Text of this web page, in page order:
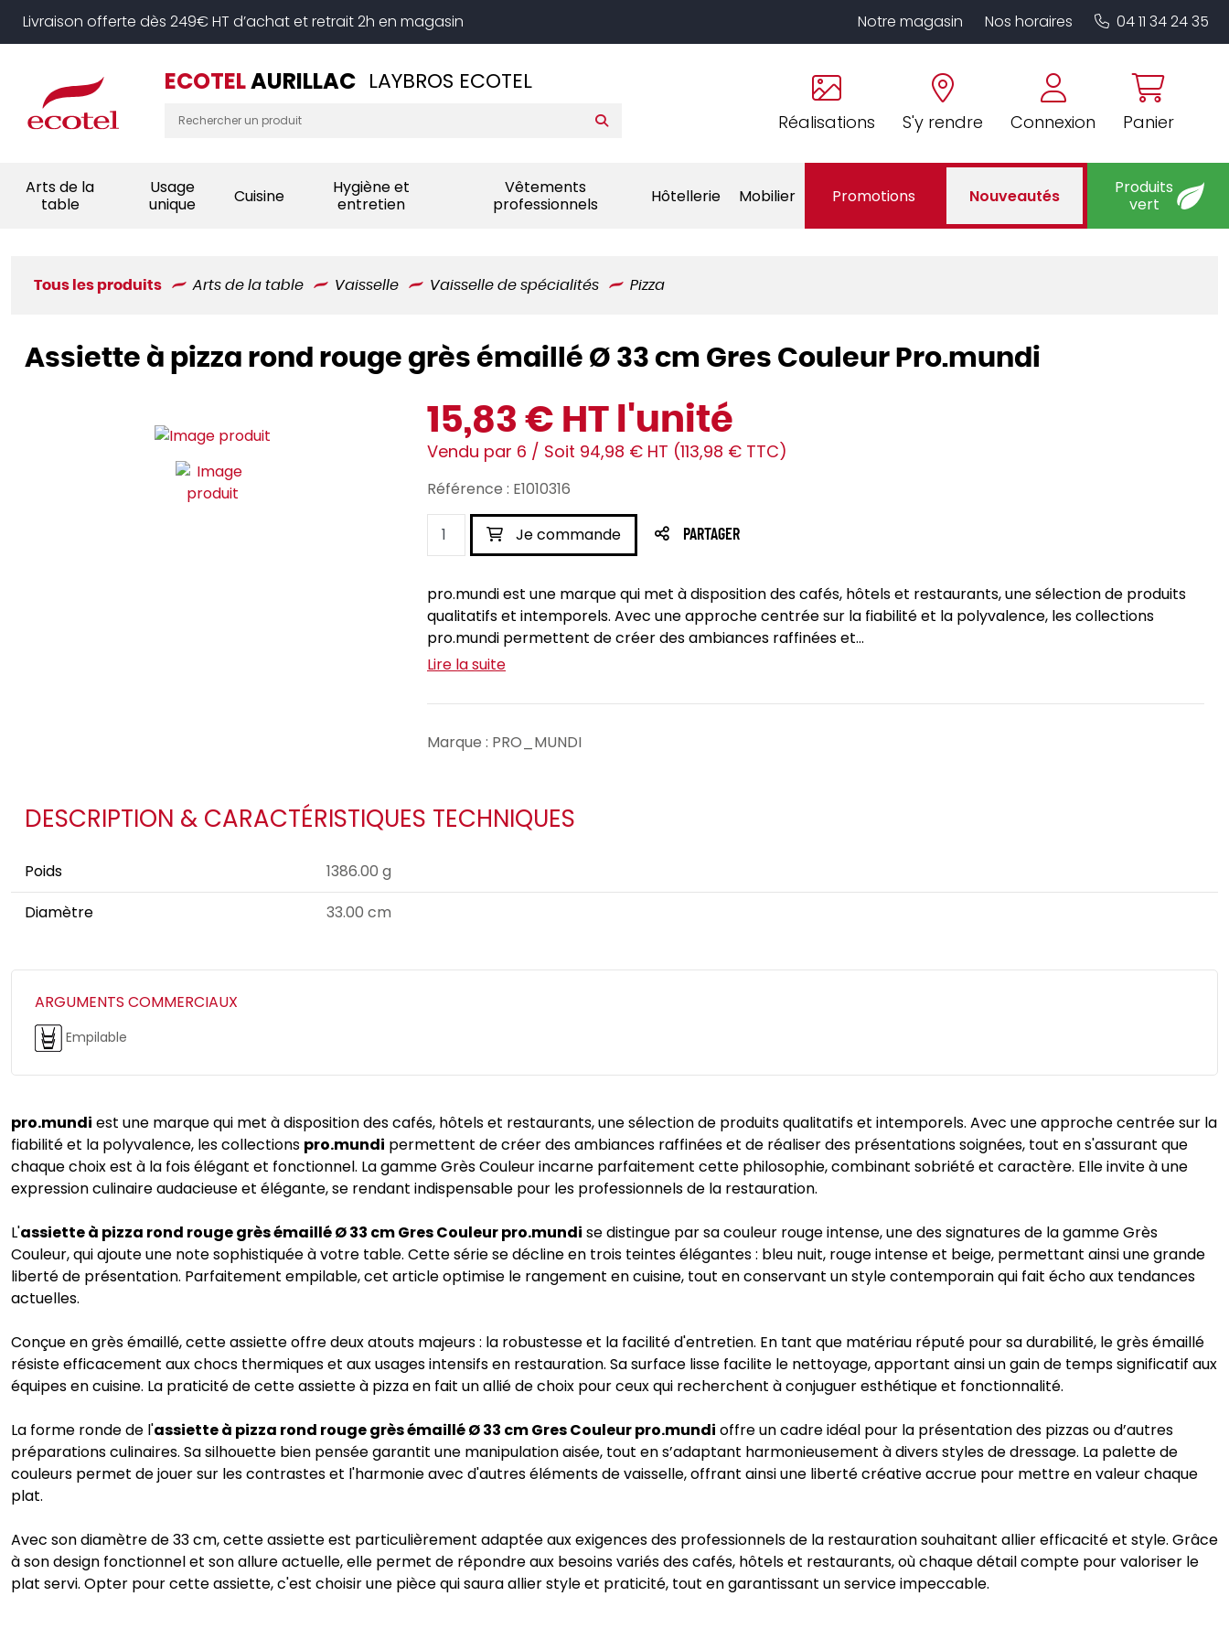
Livraison offerte dès 249€ HT d’achat et retrait 2h en magasin
Réalisations S'y rendre Connexion Panier
ECOTELAURILLAC LAYBROS ECOTEL
Notre magasin Nos horaires 04 11 34 24 35
Arts de la
table
Usage
unique
Cuisine
Hygiène et
entretien
Vêtements
professionnels
Hôtellerie Mobilier Promotions Nouveautés
Produits
vert
Tous les produits Arts de la table Vaisselle Vaisselle de spécialités Pizza
Assiette à pizza rond rouge grès émaillé Ø 33 cm Gres Couleur Pro.mundi
15,83 € HT l'unité
Vendu par 6 / Soit 94,98 € HT (113,98 € TTC)
Référence : E1010316
Je commande PARTAGER
pro.mundi est une marque qui met à disposition des cafés, hôtels et restaurants, une sélection de produits
qualitatifs et intemporels. Avec une approche centrée sur la fiabilité et la polyvalence, les collections
pro.mundi permettent de créer des ambiances raffinées et...
Lire la suite
Marque : PRO_MUNDI
DESCRIPTION & CARACTÉRISTIQUES TECHNIQUES
Poids
1386.00 g
Diamètre
33.00 cm
ARGUMENTS COMMERCIAUX
Empilable
pro.mundi est une marque qui met à disposition des cafés, hôtels et restaurants, une sélection de produits qualitatifs et intemporels. Avec une approche centrée sur la
fiabilité et la polyvalence, les collections pro.mundi permettent de créer des ambiances raffinées et de réaliser des présentations soignées, tout en s'assurant que
chaque choix est à la fois élégant et fonctionnel. La gamme Grès Couleur incarne parfaitement cette philosophie, combinant sobriété et caractère. Elle invite à une
expression culinaire audacieuse et élégante, se rendant indispensable pour les professionnels de la restauration.
L'assiette à pizza rond rouge grès émaillé Ø 33 cm Gres Couleur pro.mundi se distingue par sa couleur rouge intense, une des signatures de la gamme Grès
Couleur, qui ajoute une note sophistiquée à votre table. Cette série se décline en trois teintes élégantes : bleu nuit, rouge intense et beige, permettant ainsi une grande
liberté de présentation. Parfaitement empilable, cet article optimise le rangement en cuisine, tout en conservant un style contemporain qui fait écho aux tendances
actuelles.
Conçue en grès émaillé, cette assiette offre deux atouts majeurs : la robustesse et la facilité d'entretien. En tant que matériau réputé pour sa durabilité, le grès émaillé
résiste efficacement aux chocs thermiques et aux usages intensifs en restauration. Sa surface lisse facilite le nettoyage, apportant ainsi un gain de temps significatif aux
équipes en cuisine. La praticité de cette assiette à pizza en fait un allié de choix pour ceux qui recherchent à conjuguer esthétique et fonctionnalité.
La forme ronde de l'assiette à pizza rond rouge grès émaillé Ø 33 cm Gres Couleur pro.mundi offre un cadre idéal pour la présentation des pizzas ou d’autres
préparations culinaires. Sa silhouette bien pensée garantit une manipulation aisée, tout en s’adaptant harmonieusement à divers styles de dressage. La palette de
couleurs permet de jouer sur les contrastes et l'harmonie avec d'autres éléments de vaisselle, offrant ainsi une liberté créative accrue pour mettre en valeur chaque
plat.
Avec son diamètre de 33 cm, cette assiette est particulièrement adaptée aux exigences des professionnels de la restauration souhaitant allier efficacité et style. Grâce
à son design fonctionnel et son allure actuelle, elle permet de répondre aux besoins variés des cafés, hôtels et restaurants, où chaque détail compte pour valoriser le
plat servi. Opter pour cette assiette, c'est choisir une pièce qui saura allier style et praticité, tout en garantissant un service impeccable.
Panneau de gestion des cookies